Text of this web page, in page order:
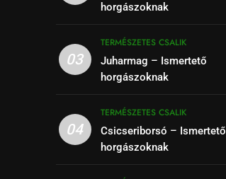
horgászoknak
03
TERMÉSZETES CSALIK
Juharmag – Ismertető
horgászoknak
04
TERMÉSZETES CSALIK
Csicseriborsó – Ismertető
horgászoknak